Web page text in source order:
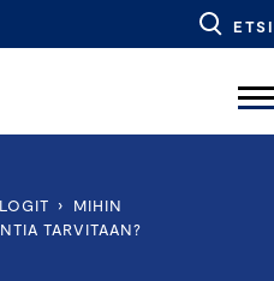
ETSI
›
MIHIN
TARVITAAN?